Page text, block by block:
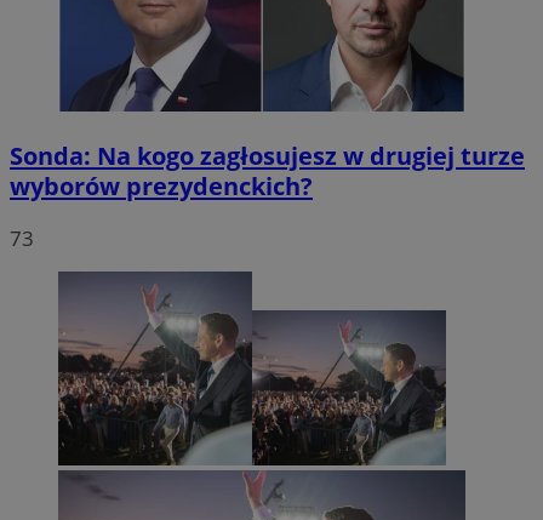
Sonda: Na kogo zagłosujesz w drugiej turze
wyborów prezydenckich?
73